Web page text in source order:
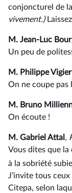
conjoncturel de
vivement.)
M. Jean-Luc
Un peu de
M. Philippe Vigier
On ne coupe pas
M. Bruno
On écoute !
M. Gabriel Attal ,
Vous dites que la
à la sobriété
J’invite tous
Citepa, selon